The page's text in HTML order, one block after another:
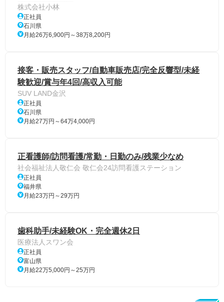
株式会社小林
正社員
石川県
月給26万6,900円～38万8,200円
接客・販売スタッフ/自動車販売店/完全反響型/未経
験歓迎/賞与年4回/高収入可能
SUV LAND金沢
正社員
石川県
月給27万円～64万4,000円
正看護師/訪問看護/常勤・日勤のみ/残業少なめ
社会福祉法人敬仁会 敬仁会24訪問看護ステーション
正社員
福井県
月給23万円～29万円
歯科助手/未経験OK・完全週休2日
医療法人スワン会
正社員
富山県
月給22万5,000円～25万円